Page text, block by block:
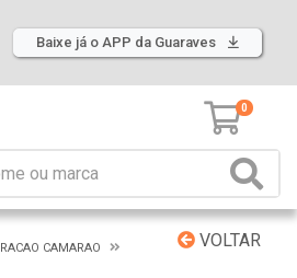
Baixe já o APP da Guaraves
0
VOLTAR
RACAO CAMARAO